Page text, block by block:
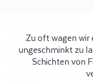
Zu oft wagen wir
ungeschminkt zu
Schichten von